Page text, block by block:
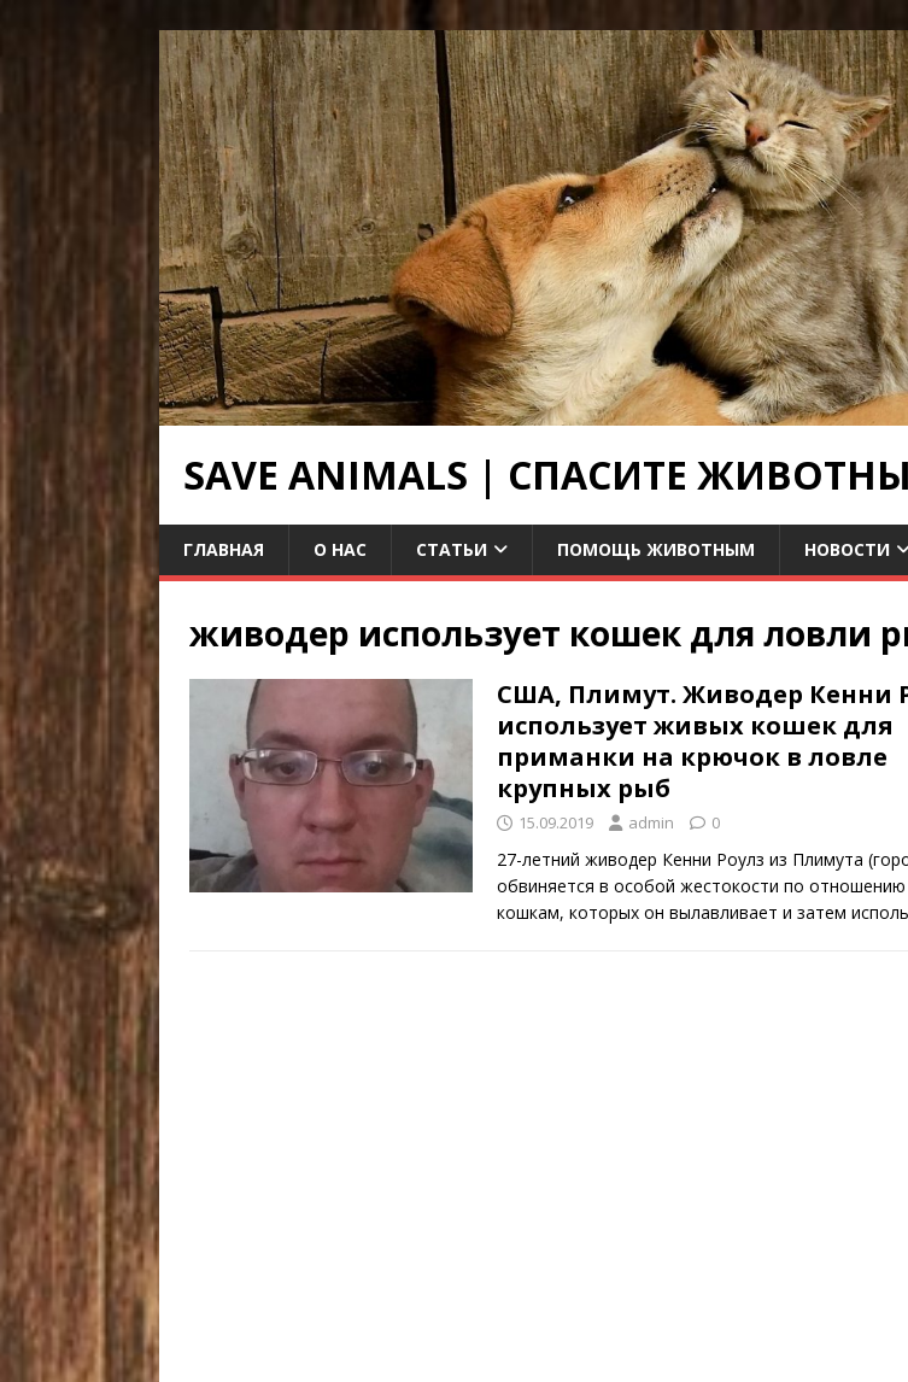
SAVE ANIMALS | СПАСИТЕ
ГЛАВНАЯ О НАС СТАТЬИ ПОМОЩЬ ЖИВОТНЫМ НОВОСТИ
живодер использует кошек для ловли
США, Плимут. Живодер Кенни
использует живых кошек для
приманки на крючок в ловле
крупных рыб
15.09.2019 admin 0
27-летний живодер Кенни Роулз из Плимута
обвиняется в особой жестокости по
кошкам, которых он вылавливает и затем